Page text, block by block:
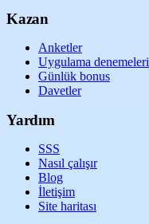
Kazan
Anketler
Uygulama denemeleri
Günlük bonus
Davetler
Yardım
SSS
Nasıl çalışır
Blog
İletişim
Site haritası